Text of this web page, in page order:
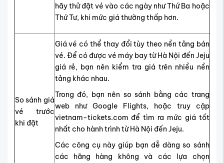
hãy thử đặt vé vào các ngày như Thứ Ba hoặc
Thứ Tư, khi mức giá thường thấp hơn.
So sánh giá
vé trước
khi đặt
Giá vé có thể thay đổi tùy theo nền tảng bán
vé. Để có được vé máy bay từ Hà Nội đến Jeju
giá rẻ, bạn nên kiểm tra giá trên nhiều nền
tảng khác nhau.
Trong đó, bạn nên so sánh bằng các trang
web như Google Flights, hoặc truy cập
vietnam-tickets.com để tìm ra mức giá tốt
nhất cho hành trình từ Hà Nội đến Jeju.
Các công cụ này giúp bạn dễ dàng so sánh
các hãng hàng không và các lựa chọn